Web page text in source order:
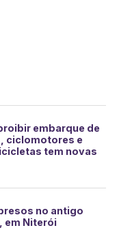
embarque de
ciclomotores e
tem novas
no antigo
em Niterói